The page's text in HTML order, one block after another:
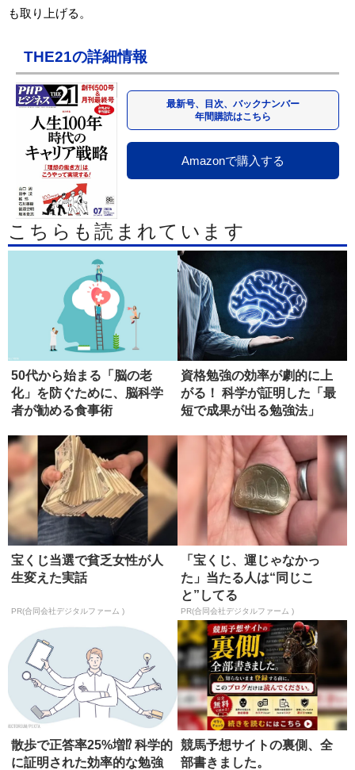
も取り上げる。
THE21の詳細情報
最新号、目次、バックナンバー
年間購読はこちら
Amazonで購入する
こちらも読まれています
50代から始まる「脳の老
化」を防ぐために、脳科学
者が勧める食事術
資格勉強の効率が劇的に上
がる！ 科学が証明した「最
短で成果が出る勉強法」
宝くじ当選で貧乏女性が人
生変えた実話
PR(合同会社デジタルファーム )
「宝くじ、運じゃなかっ
た」当たる人は“同じこ
と”してる
PR(合同会社デジタルファーム )
散歩で正答率25%増⁉ 科学的
に証明された効率的な勉強
競馬予想サイトの裏側、全
部書きました。